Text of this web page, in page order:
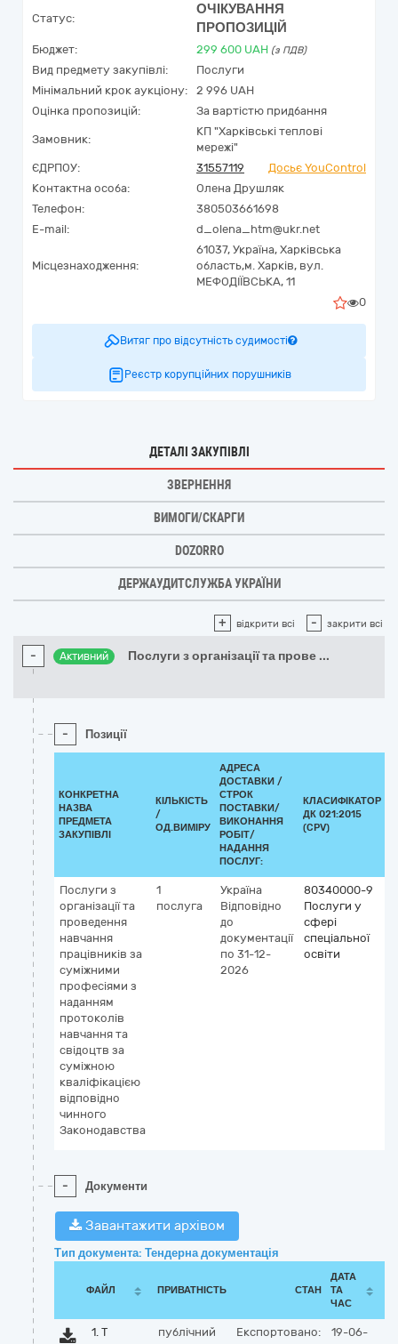
Статус:
ОЧІКУВАННЯ
ПРОПОЗИЦІЙ
Бюджет: 299 600 UAH (з ПДВ)
Вид предмету закупівлі:
Послуги
Мінімальний крок аукціону:
2 996 UAH
Оцінка пропозицій:
За вартістю придбання
Замовник:
КП "Харківські теплові
мережі"
ЄДРПОУ:
31557119
Досьє YouControl
Контактна особа:
Олена Друшляк
Телефон:
380503661698
E-mail:
d_olena_htm@ukr.net
Місцезнаходження:
61037, Україна, Харківська
область,м. Харків, вул.
МЕФОДІЇВСЬКА, 11
0
Витяг про відсутність судимості
Реєстр корупційних порушників
ДЕТАЛІ ЗАКУПІВЛІ
ЗВЕРНЕННЯ
ВИМОГИ/СКАРГИ
DOZORRO
ДЕРЖАУДИТСЛУЖБА УКРАЇНИ
+ відкрити всі - закрити всі
- Активний Послуги з організації та прове ...
- Позиції
КОНКРЕТНА
НАЗВА
ПРЕДМЕТА
ЗАКУПІВЛІ
КІЛЬКІСТЬ
/
ОД.ВИМІРУ
АДРЕСА
ДОСТАВКИ /
СТРОК
ПОСТАВКИ/
ВИКОНАННЯ
РОБІТ/
НАДАННЯ
ПОСЛУГ:
КЛАСИФІКАТОР
ДК 021:2015
(CPV)
Послуги з
організації та
проведення
навчання
працівників за
суміжними
професіями з
наданням
протоколів
навчання та
свідоцтв за
суміжною
кваліфікацією
відповідно
чинного
Законодавства
1
послуга
Україна
Відповідно
до
документації
по 31-12-
2026
80340000-9
Послуги у
сфері
спеціальної
освіти
- Документи
Завантажити архівом
Тип документа: Тендерна документація
ФАЙЛ ПРИВАТНІСТЬ СТАН
ДАТА
ТА
ЧАС
1. Т
публічний Експортовано:
19-06-